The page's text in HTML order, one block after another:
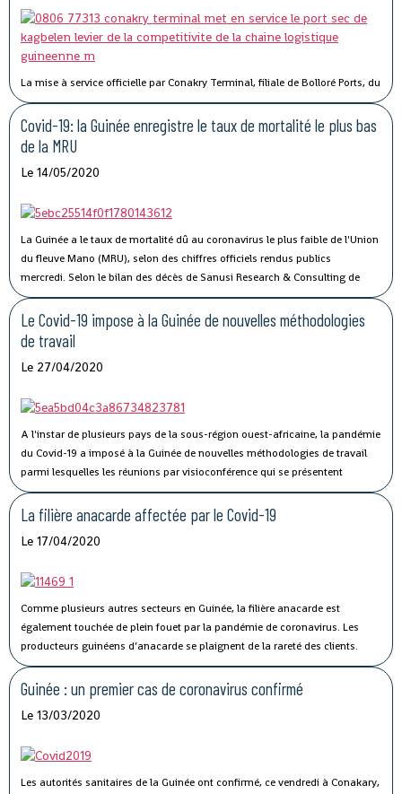
La mise à service officielle par Conakry Terminal, filiale de Bolloré Ports, du
port sec de Kagbelen, permettra « l’amélioration des performances et la
compétitivité du Port Autonome de Conakry ».« Le développement du port
sec de Kagbelen répond au double défi de la gestion optimale des espaces
livraison des véhicules. En complément des nouveaux portiques de parc
permettra l’amélioration des performances et la compétitivité du Port
Autonome de Conakry, », a déclaré Madame Traoré Tahirou Barry,
Directrice générale de Conakry Terminal.
Covid-19: la Guinée enregistre le taux de mortalité le plus bas
de la MRU
Le 14/05/2020
La Guinée a le taux de mortalité dû au coronavirus le plus faible de l'Union
du fleuve Mano (MRU), selon des chiffres officiels rendus publics
mercredi. Selon le bilan des décès de Sanusi Research & Consulting de
l’Union, qui regroupe la Côte d’Ivoire, la Guinée, le Libéria et la Sierra Leone,
73 personnes ont succombé au Covid-19.
Le Covid-19 impose à la Guinée de nouvelles méthodologies
de travail
Le 27/04/2020
A l'instar de plusieurs pays de la sous-région ouest-africaine, la pandémie
du Covid-19 a imposé à la Guinée de nouvelles méthodologies de travail
parmi lesquelles les réunions par visioconférence qui se présentent
comme un véritable défi technologique pour les autorités guinéennes.
La filière anacarde affectée par le Covid-19
Le 17/04/2020
Comme plusieurs autres secteurs en Guinée, la filière anacarde est
également touchée de plein fouet par la pandémie de coronavirus. Les
producteurs guinéens d’anacarde se plaignent de la rareté des clients.
Lancée le 02 avril dernier, par le ministère du Commerce, la campagne de
commercialisation de l’anacarde n’a pas connu son affluence habituelle à
cause de la crise sanitaire qui secoue le monde.
Guinée : un premier cas de coronavirus confirmé
Le 13/03/2020
Les autorités sanitaires de la Guinée ont confirmé, ce vendredi à Conakary,